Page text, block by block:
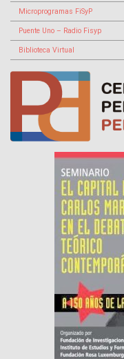
Microprogramas FiSyP
Puente Uno – Radio Fisyp
Biblioteca Virtual